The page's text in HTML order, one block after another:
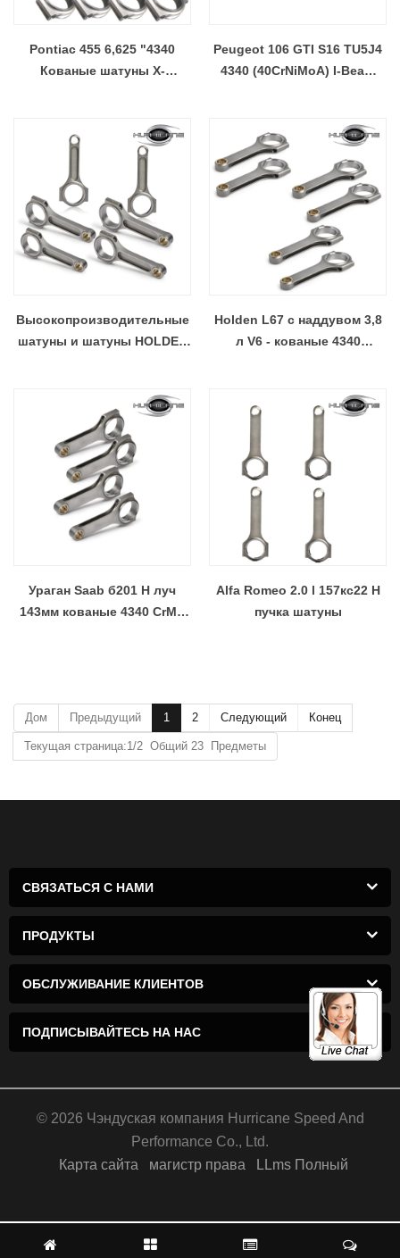
Pontiac 455 6,625 "4340
Кованые шатуны X-
Peugeot 106 GTI S16 TU5J4
4340 (40CrNiMoA) I-Beam
Высокопроизводительные
шатуны и шатуны HOLDEN
Performance
Holden L67 с наддувом 3,8
л V6 - кованые 4340
Ураган Saab б201 H луч
143мм кованые 4340 CrMb
Alfa Romeo 2.0 l 157кс22 H
пучка шатуны
Дом Предыдущий 1 2 Следующий Конец
Текущая страница:1/2 Общий 23 Предметы
СВЯЗАТЬСЯ С НАМИ
ПРОДУКТЫ
ОБСЛУЖИВАНИЕ КЛИЕНТОВ
ПОДПИСЫВАЙТЕСЬ НА НАС
© 2026 Чэндуская компания Hurricane Speed ​​And
Performance Co., Ltd.
Карта сайта
магистр права LLms Полный